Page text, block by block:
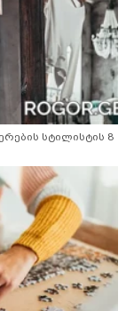
სტილისტის 8